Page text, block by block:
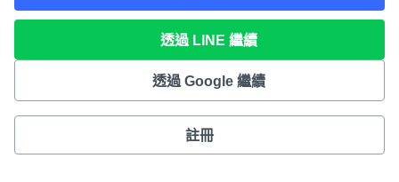
透過 LINE 繼續
透過 Google 繼續
註冊